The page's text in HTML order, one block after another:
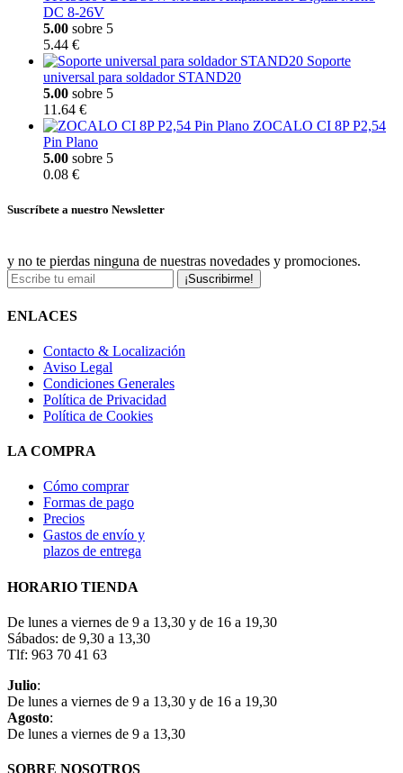
DC 8-26V
5.00 sobre 5
5.44 €
Soporte
universal para soldador STAND20
5.00 sobre 5
11.64 €
ZOCALO CI 8P P2,54
Pin Plano
5.00 sobre 5
0.08 €
Suscríbete a nuestro Newsletter
y no te pierdas ninguna de nuestras novedades y promociones.
¡Suscribirme!
ENLACES
Contacto & Localización
Aviso Legal
Condiciones Generales
Política de Privacidad
Política de Cookies
LA COMPRA
Cómo comprar
Formas de pago
Precios
Gastos de envío y
plazos de entrega
HORARIO TIENDA
De lunes a viernes de 9 a 13,30 y de 16 a 19,30
Sábados: de 9,30 a 13,30
Tlf: 963 70 41 63
Julio:
De lunes a viernes de 9 a 13,30 y de 16 a 19,30
Agosto:
De lunes a viernes de 9 a 13,30
SOBRE NOSOTROS